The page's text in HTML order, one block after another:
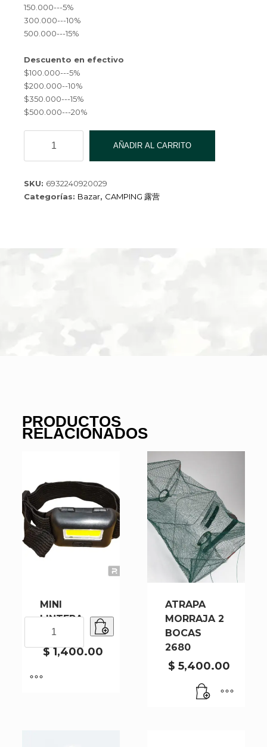
150.000---5%
300.000---10%
500.000---15%
Descuento en efectivo
$100.000---5%
$200.000--10%
$350.000---15%
$500.000---20%
PLEGABLE
52*36*29CM
002-
10
AÑADIR AL CARRITO
SKU: 6932240920029
Categorías: Bazar, CAMPING 露营
PRODUCTOS
RELACIONADOS
MINI
LINTERA
21476
$1,400.00
LINTERA
21476
ATRAPA
MORRAJA 2
BOCAS
2680
$ 5,400.00